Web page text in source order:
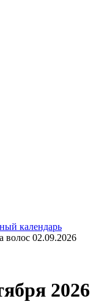
календарь
волос 02.09.2026
2026